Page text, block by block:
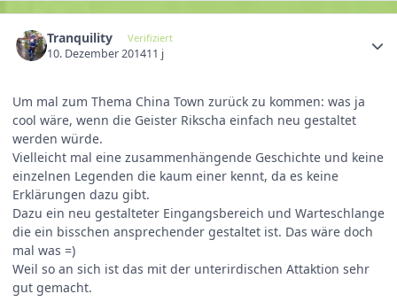
Tranquility Verifiziert
10. Dezember 201411 j
Um mal zum Thema China Town zurück zu kommen: was ja
cool wäre, wenn die Geister Rikscha einfach neu gestaltet
werden würde.
Vielleicht mal eine zusammenhängende Geschichte und keine
einzelnen Legenden die kaum einer kennt, da es keine
Erklärungen dazu gibt.
Dazu ein neu gestalteter Eingangsbereich und Warteschlange
die ein bisschen ansprechender gestaltet ist. Das wäre doch
mal was =)
Weil so an sich ist das mit der unterirdischen Attaktion sehr
gut gemacht.